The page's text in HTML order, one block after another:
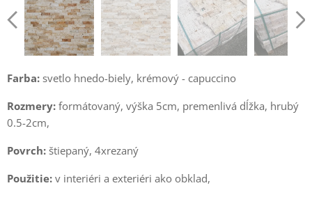
Farba: svetlo hnedo-biely, krémový - capuccino
Rozmery: formátovaný, výška 5cm, premenlivá dĺžka, hrubý
0.5-2cm,
Povrch: štiepaný, 4xrezaný
Použitie: v interiéri a exteriéri ako obklad,